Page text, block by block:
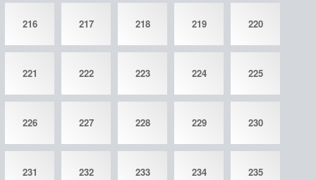
216 217 218 219 220
221 222 223 224 225
226 227 228 229 230
231 232 233 234 235